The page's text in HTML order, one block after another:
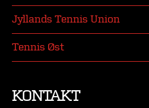
Jyllands Tennis Union
Tennis Øst
KONTAKT